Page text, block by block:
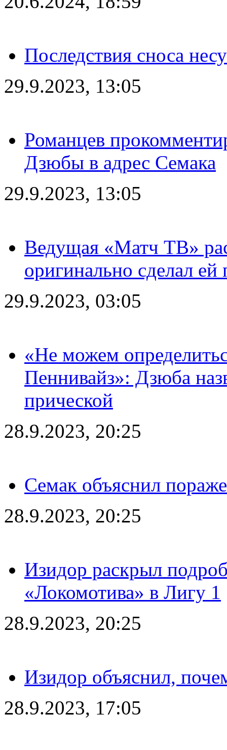
Последствия сноса
29.9.2023, 13:05
Романцев
Дзюбы в адрес Семака
29.9.2023, 13:05
Ведущая «Матч ТВ»
оригинально сделал ей
29.9.2023, 03:05
«Не можем
Пеннивайз»: Дзюба
прической
28.9.2023, 20:25
Семак объяснил
28.9.2023, 20:25
Изидор раскрыл
«Локомотива» в Лигу 1
28.9.2023, 20:25
Изидор объяснил,
28.9.2023, 17:05